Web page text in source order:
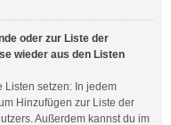
oder zur Liste der
wieder aus den Listen
Listen setzen: In jedem
Hinzufügen zur Liste der
Außerdem kannst du im